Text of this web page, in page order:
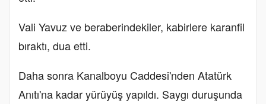
Vali Yavuz ve beraberindekiler, kabirlere karanfil
bıraktı, dua etti.
Daha sonra Kanalboyu Caddesi'nden Atatürk
Anıtı'na kadar yürüyüş yapıldı. Saygı duruşunda